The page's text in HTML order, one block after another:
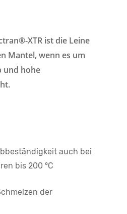
XTR ist die Leine
Mantel, wenn es um
und hohe
auch bei
bis 200 °C
der